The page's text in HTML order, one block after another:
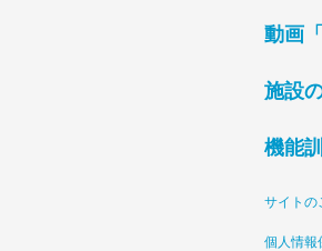
動画
施設
機能
サイトの
個人情報